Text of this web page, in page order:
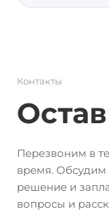
Контакты
Перезвоним в
время. Обсудим
решение и
вопросы и